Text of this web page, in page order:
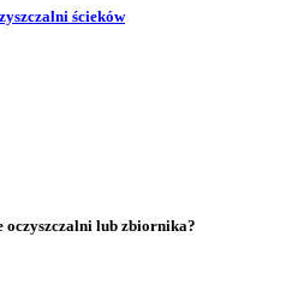
ścieków
oczyszczalni lub zbiornika?